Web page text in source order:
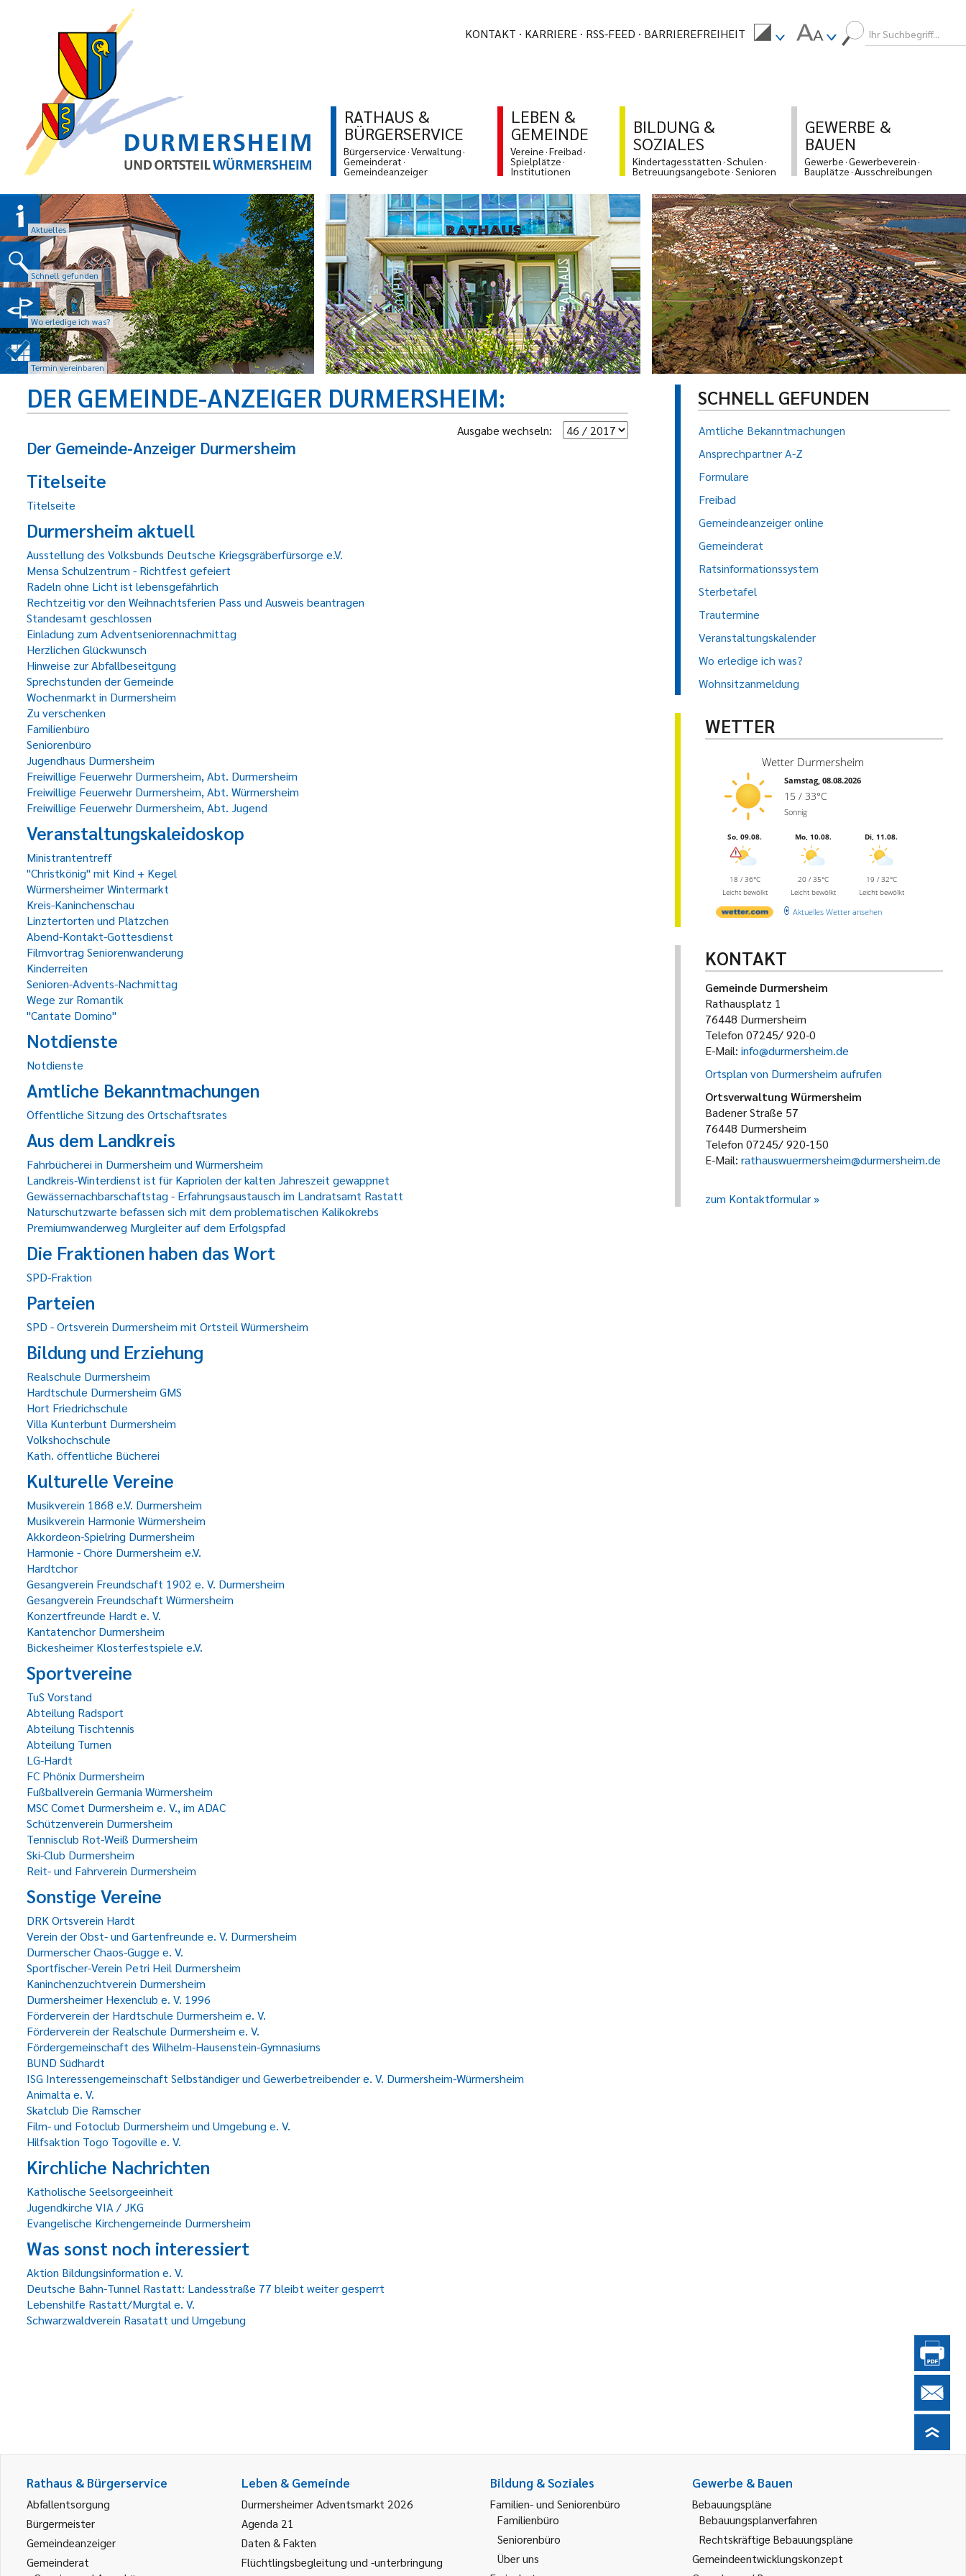
KONTAKT KARRIERE RSS-FEED BARRIEREFREIHEIT
RATHAUS &
BÜRGERSERVICE
Bürgerservice Verwaltung
Gemeinderat
Gemeindeanzeiger
LEBEN &
GEMEINDE
Vereine Freibad
Spielplätze
Institutionen
BILDUNG &
SOZIALES
Kindertagesstätten Schulen
Betreuungsangebote Senioren
GEWERBE &
BAUEN
Gewerbe Gewerbeverein
Bauplätze Ausschreibungen
Aktuelles
Schnell gefunden
Wo erledige ich was?
Termin vereinbaren
DER GEMEINDE-ANZEIGER DURMERSHEIM
Ausgabe wechseln:
Der Gemeinde-Anzeiger Durmersheim
Titelseite
Titelseite
Durmersheim aktuell
Ausstellung des Volksbunds Deutsche Kriegsgräberfürsorge e.V.
Mensa Schulzentrum - Richtfest gefeiert
Radeln ohne Licht ist lebensgefährlich
Rechtzeitig vor den Weihnachtsferien Pass und Ausweis beantragen
Standesamt geschlossen
Einladung zum Adventseniorennachmittag
Herzlichen Glückwunsch
Hinweise zur Abfallbeseitgung
Sprechstunden der Gemeinde
Wochenmarkt in Durmersheim
Zu verschenken
Familienbüro
Seniorenbüro
Jugendhaus Durmersheim
Freiwillige Feuerwehr Durmersheim, Abt. Durmersheim
Freiwillige Feuerwehr Durmersheim, Abt. Würmersheim
Freiwillige Feuerwehr Durmersheim, Abt. Jugend
Veranstaltungskaleidoskop
Ministrantentreff
"Christkönig" mit Kind + Kegel
Würmersheimer Wintermarkt
Kreis-Kaninchenschau
Linztertorten und Plätzchen
Abend-Kontakt-Gottesdienst
Filmvortrag Seniorenwanderung
Kinderreiten
Senioren-Advents-Nachmittag
Wege zur Romantik
"Cantate Domino"
Notdienste
Notdienste
Amtliche Bekanntmachungen
Öffentliche Sitzung des Ortschaftsrates
Aus dem Landkreis
Fahrbücherei in Durmersheim und Würmersheim
Landkreis-Winterdienst ist für Kapriolen der kalten Jahreszeit gewappnet
Gewässernachbarschaftstag - Erfahrungsaustausch im Landratsamt Rastatt
Naturschutzwarte befassen sich mit dem problematischen Kalikokrebs
Premiumwanderweg Murgleiter auf dem Erfolgspfad
Die Fraktionen haben das Wort
SPD-Fraktion
Parteien
SPD - Ortsverein Durmersheim mit Ortsteil Würmersheim
Bildung und Erziehung
Realschule Durmersheim
Hardtschule Durmersheim GMS
Hort Friedrichschule
Villa Kunterbunt Durmersheim
Volkshochschule
Kath. öffentliche Bücherei
Kulturelle Vereine
Musikverein 1868 e.V. Durmersheim
Musikverein Harmonie Würmersheim
Akkordeon-Spielring Durmersheim
Harmonie - Chöre Durmersheim e.V.
Hardtchor
Gesangverein Freundschaft 1902 e. V. Durmersheim
Gesangverein Freundschaft Würmersheim
Konzertfreunde Hardt e. V.
Kantatenchor Durmersheim
Bickesheimer Klosterfestspiele e.V.
Sportvereine
TuS Vorstand
Abteilung Radsport
Abteilung Tischtennis
Abteilung Turnen
LG-Hardt
FC Phönix Durmersheim
Fußballverein Germania Würmersheim
MSC Comet Durmersheim e. V., im ADAC
Schützenverein Durmersheim
Tennisclub Rot-Weiß Durmersheim
Ski-Club Durmersheim
Reit- und Fahrverein Durmersheim
Sonstige Vereine
DRK Ortsverein Hardt
Verein der Obst- und Gartenfreunde e. V. Durmersheim
Durmerscher Chaos-Gugge e. V.
Sportfischer-Verein Petri Heil Durmersheim
Kaninchenzuchtverein Durmersheim
Durmersheimer Hexenclub e. V. 1996
Förderverein der Hardtschule Durmersheim e. V.
Förderverein der Realschule Durmersheim e. V.
Fördergemeinschaft des Wilhelm-Hausenstein-Gymnasiums
BUND Südhardt
ISG Interessengemeinschaft Selbständiger und Gewerbetreibender e. V. Durmersheim-Würmersheim
Animalta e. V.
Skatclub Die Ramscher
Film- und Fotoclub Durmersheim und Umgebung e. V.
Hilfsaktion Togo Togoville e. V.
Kirchliche Nachrichten
Katholische Seelsorgeeinheit
Jugendkirche VIA / JKG
Evangelische Kirchengemeinde Durmersheim
Was sonst noch interessiert
Aktion Bildungsinformation e. V.
Deutsche Bahn-Tunnel Rastatt: Landesstraße 77 bleibt weiter gesperrt
Lebenshilfe Rastatt/Murgtal e. V.
Schwarzwaldverein Rasatatt und Umgebung
SCHNELL GEFUNDEN
Amtliche Bekanntmachungen
Ansprechpartner A-Z
Formulare
Freibad
Gemeindeanzeiger online
Gemeinderat
Ratsinformationssystem
Sterbetafel
Trautermine
Veranstaltungskalender
Wo erledige ich was?
Wohnsitzanmeldung
WETTER
Wetter Durmersheim
Samstag, 08.08.2026
15 / 33°C
Sonnig
So, 09.08.
18 / 36°C
Leicht bewölkt
Mo, 10.08.
20 / 35°C
Leicht bewölkt
Di, 11.08.
19 / 32°C
Leicht bewölkt
Aktuelles Wetter ansehen
KONTAKT
Gemeinde Durmersheim
Rathausplatz 1
76448 Durmersheim
Telefon 07245/ 920-0
E-Mail: info@durmersheim.de
Ortsplan von Durmersheim aufrufen
Ortsverwaltung Würmersheim
Badener Straße 57
76448 Durmersheim
Telefon 07245/ 920-150
E-Mail: rathauswuermersheim@durmersheim.de
zum Kontaktformular
Rathaus & Bürgerservice
Abfallentsorgung
Bürgermeister
Gemeindeanzeiger
Gemeinderat
Leben & Gemeinde
Durmersheimer Adventsmarkt 2026
Agenda 21
Daten & Fakten
Flüchtlingsbegleitung und -unterbringung
Bildung & Soziales
Familien- und Seniorenbüro
Familienbüro
Seniorenbüro
Über uns
Gewerbe & Bauen
Bebauungspläne
Bebauungsplanverfahren
Rechtskräftige Bebauungspläne
Gemeindeentwicklungskonzept